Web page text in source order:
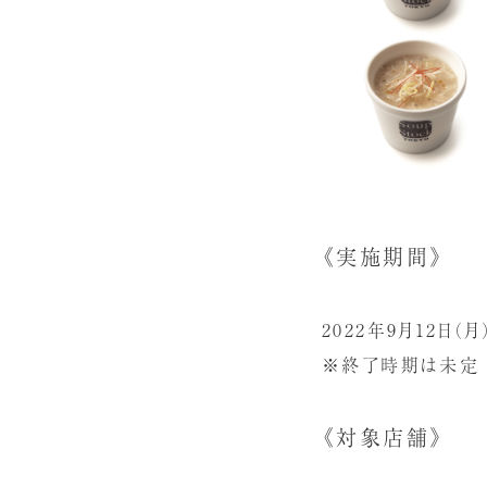
《実施期間》
2022年9月12日（月
※終了時期は未定
《対象店舗》